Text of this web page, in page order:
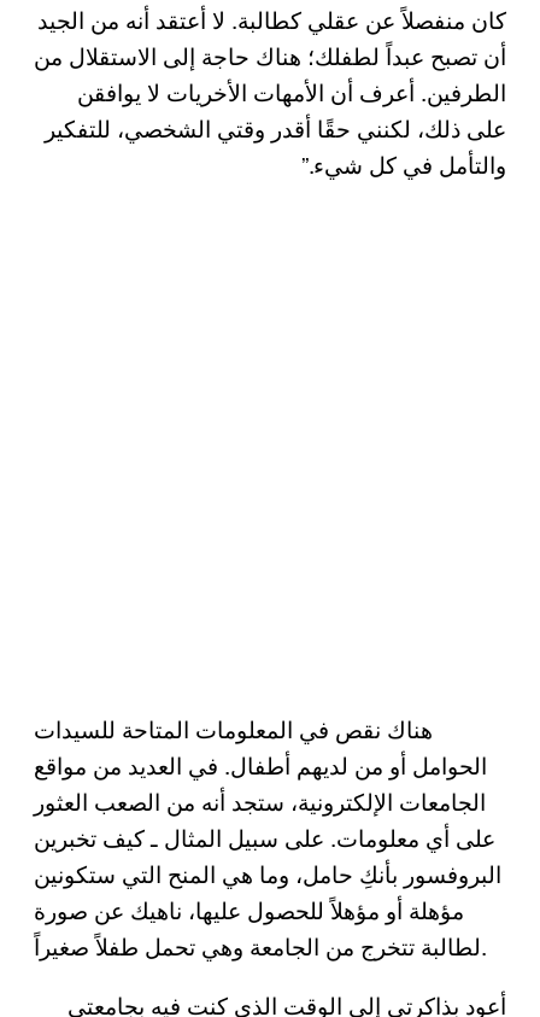
كان منفصلاً عن عقلي كطالبة. لا أعتقد أنه من الجيد
أن تصبح عبداً لطفلك؛ هناك حاجة إلى الاستقلال من
الطرفين. أعرف أن الأمهات الأخريات لا يوافقن
على ذلك، لكنني حقًا أقدر وقتي الشخصي، للتفكير
والتأمل في كل شيء.”
هناك نقص في المعلومات المتاحة للسيدات
الحوامل أو من لديهم أطفال. في العديد من مواقع
الجامعات الإلكترونية، ستجد أنه من الصعب العثور
على أي معلومات. على سبيل المثال ـ كيف تخبرين
البروفسور بأنكِ حامل، وما هي المنح التي ستكونين
مؤهلة أو مؤهلاً للحصول عليها، ناهيك عن صورة
لطالبة تتخرج من الجامعة وهي تحمل طفلاً صغيراً.
أعود بذاكرتي إلى الوقت الذي كنت فيه بجامعتي